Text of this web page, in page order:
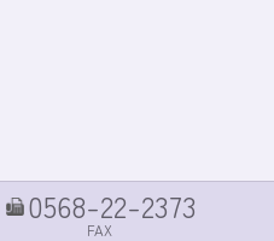
0568-22-2373
FAX